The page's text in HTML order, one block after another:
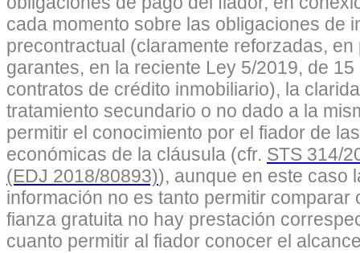
cada momento sobre las obligaciones de
precontractual (claramente reforzadas,
garantes, en la reciente Ley 5/2019, de
contratos de crédito inmobiliario), la
tratamiento secundario o no dado a la
permitir el conocimiento por el fiador de
económicas de la cláusula (cfr. STS 314/
(EDJ 2018/80893)), aunque en este caso
información no es tanto permitir
fianza gratuita no hay prestación
cuanto permitir al fiador conocer el